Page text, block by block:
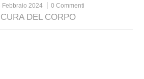
Febbraio 2024 0 Commenti
DEL CORPO